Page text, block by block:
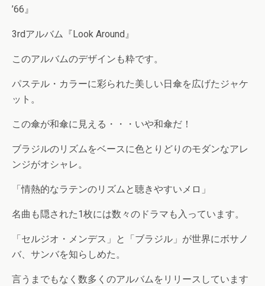
’66』
3rdアルバム『Look Around』
このアルバムのデザインも粋です。
パステル・カラーに彩られた美しい日傘を広げたジャケ
ット。
この傘が和傘に見える・・・いや和傘だ！
ブラジルのリズムをベースに色とりどりのモダンなアレ
ンジがオシャレ。
「情熱的なラテンのリズムと聴きやすいメロ」
名曲も隠された1枚には数々のドラマも入っています。
「セルジオ・メンデス」と「ブラジル」が世界にボサノ
バ、サンバを知らしめた。
言うまでもなく数多くのアルバムをリリースしています